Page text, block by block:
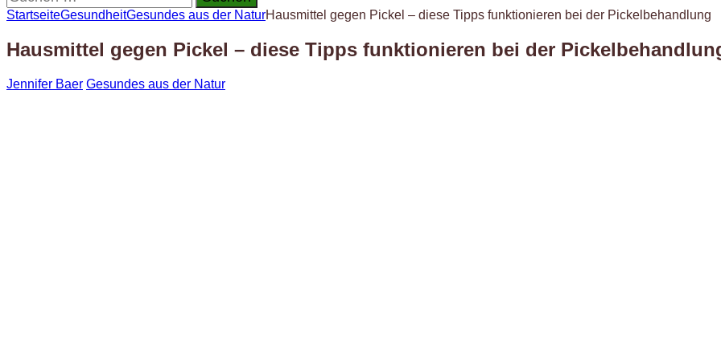
nach:
StartseiteGesundheitGesundes aus der NaturHausmittel gegen Pickel – diese Tipps funktionieren bei der Pickelbehandlung
Hausmittel gegen Pickel – diese Tipps funktionieren bei der
Jennifer Baer Gesundes aus der Natur